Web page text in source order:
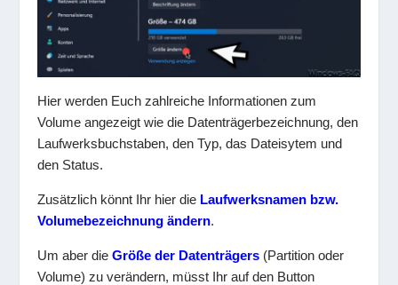
Hier werden Euch zahlreiche Informationen zum
Volume angezeigt wie die Datenträgerbezeichnung, den
Laufwerksbuchstaben, den Typ, das Dateisytem und
den Status.
Zusätzlich könnt Ihr hier die Laufwerksnamen bzw.
Volumebezeichnung ändern.
Um aber dieGröße der Datenträgers (Partition oder
Volume) zu verändern, müsst Ihr auf den Button